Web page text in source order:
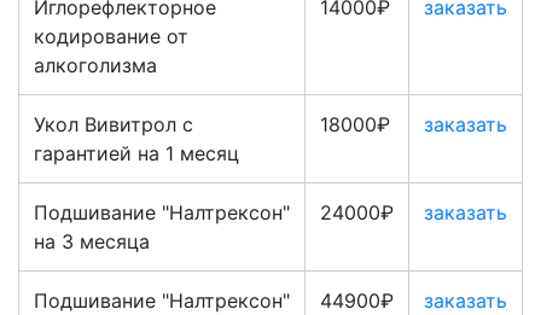
Иглорефлекторное
кодирование от
алкоголизма
14000₽ заказать
Укол Вивитрол с
гарантией на 1 месяц
18000₽ заказать
Подшивание "Налтрексон"
на 3 месяца
24000₽ заказать
Подшивание "Налтрексон"
44900₽ заказать